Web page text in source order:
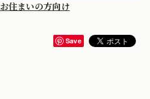
住まいの方向け
Save